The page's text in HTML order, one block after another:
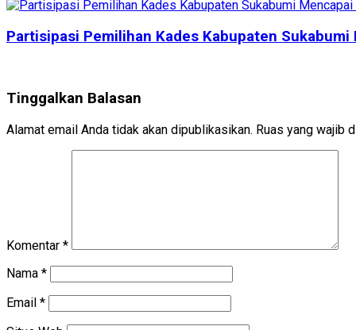
Partisipasi Pemilihan Kades Kabupaten
Tinggalkan Balasan
Alamat email Anda tidak akan dipublikasikan. Ruas yang wajib
Komentar *
Nama *
Email *